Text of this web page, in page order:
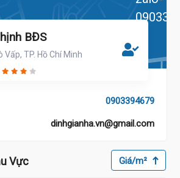
BĐS
Vấp, TP. Hồ Chí Minh
0903394679
dinhgianha.vn@gmail.com
Vực Giá/m²